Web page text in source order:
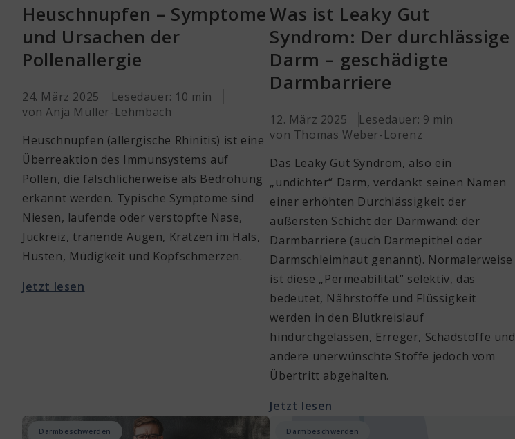
Heuschnupfen – Symptome
und Ursachen der
Pollenallergie
24. März 2025
Lesedauer: 10 min
von Anja Müller-Lehmbach
Heuschnupfen (allergische Rhinitis) ist eine
Überreaktion des Immunsystems auf
Pollen, die fälschlicherweise als Bedrohung
erkannt werden. Typische Symptome sind
Niesen, laufende oder verstopfte Nase,
Juckreiz, tränende Augen, Kratzen im Hals,
Husten, Müdigkeit und Kopfschmerzen.
Jetzt lesen
Was ist Leaky Gut
Syndrom: Der durchlässige
Darm – geschädigte
Darmbarriere
12. März 2025
Lesedauer: 9 min
von Thomas Weber-Lorenz
Das Leaky Gut Syndrom, also ein
„undichter“ Darm, verdankt seinen Namen
einer erhöhten Durchlässigkeit der
äußersten Schicht der Darmwand: der
Darmbarriere (auch Darmepithel oder
Darmschleimhaut genannt). Normalerweise
ist diese „Permeabilität“ selektiv, das
bedeutet, Nährstoffe und Flüssigkeit
werden in den Blutkreislauf
hindurchgelassen, Erreger, Schadstoffe und
andere unerwünschte Stoffe jedoch vom
Übertritt abgehalten.
Jetzt lesen
Darmbeschwerden Darmbeschwerden